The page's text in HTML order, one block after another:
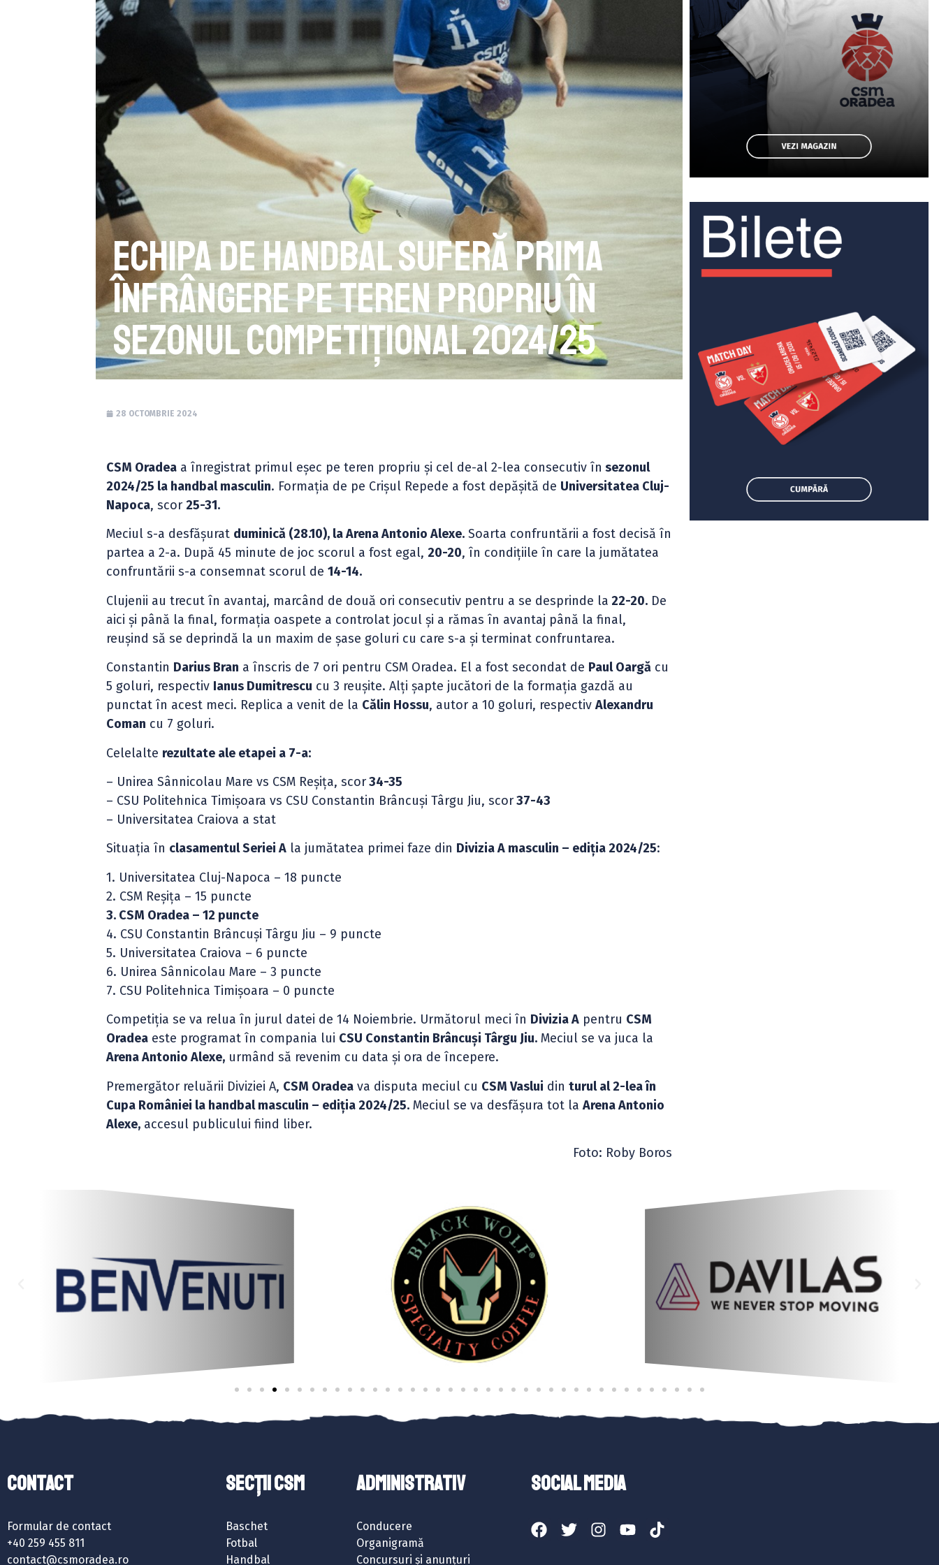
Echipa de handbal suferă prima
înfrângere pe teren propriu în
sezonul competițional 2024/25
28 OCTOMBRIE 2024
CSM Oradea a înregistrat primul eșec pe teren propriu și cel de-al 2-lea consecutiv în sezonul
2024/25 la handbal masculin. Formația de pe Crișul Repede a fost depășită de Universitatea Cluj-
Napoca, scor 25-31.
Meciul s-a desfășurat duminică (28.10), la Arena Antonio Alexe. Soarta confruntării a fost decisă în
partea a 2-a. După 45 minute de joc scorul a fost egal, 20-20, în condițiile în care la jumătatea
confruntării s-a consemnat scorul de14-14.
Clujenii au trecut în avantaj, marcând de două ori consecutiv pentru a se desprinde la 22-20. De
aici și până la final, formația oaspete a controlat jocul și a rămas în avantaj până la final,
reușind să se deprindă la un maxim de șase goluri cu care s-a și terminat confruntarea.
Constantin Darius Bran a înscris de 7 ori pentru CSM Oradea. El a fost secondat de Paul Oargă cu
5 goluri, respectiv Ianus Dumitrescu cu 3 reușite. Alți șapte jucători de la formația gazdă au
punctat în acest meci. Replica a venit de la Călin Hossu, autor a 10 goluri, respectivAlexandru
Coman cu 7 goluri.
Celelalte rezultate ale etapei a 7-a:
– Unirea Sânnicolau Mare vs CSM Reșița, scor34-35
– CSU Politehnica Timișoara vs CSU Constantin Brâncuși Târgu Jiu, scor37-43
– Universitatea Craiova a stat
Situația în clasamentul Seriei A la jumătatea primei faze din Divizia A masculin – ediția 2024/25:
1. Universitatea Cluj-Napoca – 18 puncte
2. CSM Reșița – 15 puncte
3. CSM Oradea – 12 puncte
4. CSU Constantin Brâncuși Târgu Jiu – 9 puncte
5. Universitatea Craiova – 6 puncte
6. Unirea Sânnicolau Mare – 3 puncte
7. CSU Politehnica Timișoara – 0 puncte
Competiția se va relua în jurul datei de 14 Noiembrie. Următorul meci în Divizia A pentru CSM
Oradea este programat în compania lui CSU Constantin Brâncuși Târgu Jiu. Meciul se va juca la
Arena Antonio Alexe, urmând să revenim cu data și ora de începere.
Premergător reluării Diviziei A, CSM Oradea va disputa meciul cu CSM Vaslui dinturul al 2-lea în
Cupa României la handbal masculin – ediția 2024/25. Meciul se va desfășura tot laArena Antonio
Alexe, accesul publicului fiind liber.
Foto: Roby Boros
Contact
Formular de contact
+40 259 455 811
contact@csmoradea.ro
SECȚII CSM
Baschet
Fotbal
Handbal
ADMINISTRATIV
Conducere
Organigramă
Concursuri și anunțuri
SOCIAL MEDIA